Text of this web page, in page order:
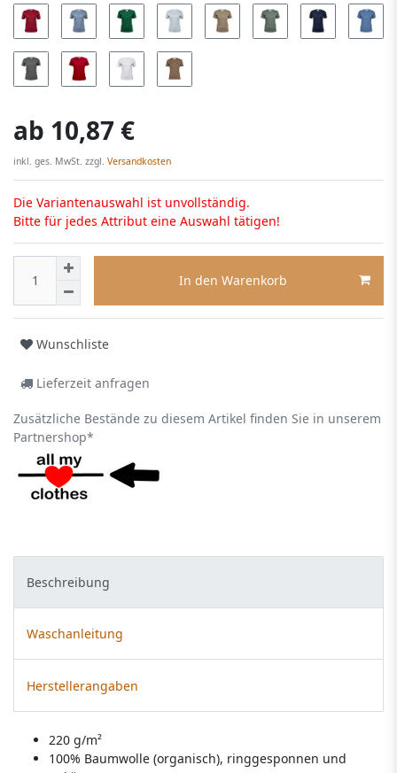
ab 10,87 €
inkl. ges. MwSt. zzgl. Versandkosten
Die Variantenauswahl ist unvollständig.
Bitte für jedes Attribut eine Auswahl tätigen!
In den Warenkorb
Wunschliste
Lieferzeit anfragen
Zusätzliche Bestände zu diesem Artikel finden Sie in unserem
Partnershop*
Beschreibung
Waschanleitung
Herstellerangaben
220 g/m²
100% Baumwolle (organisch), ringgesponnen und